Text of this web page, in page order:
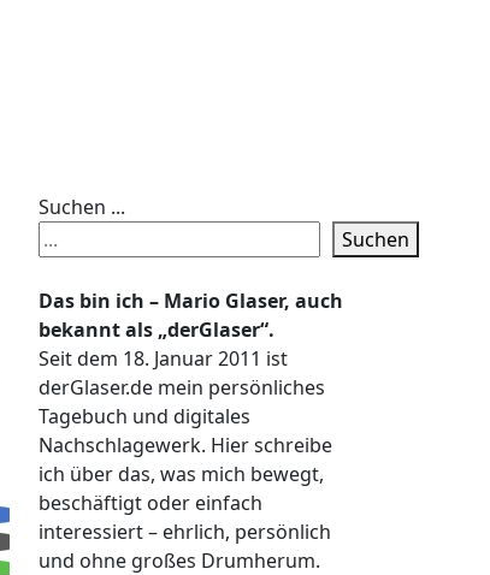
Suchen ...
Suchen
Das bin ich – Mario Glaser, auch
bekannt als „derGlaser“.
Seit dem 18. Januar 2011 ist
derGlaser.de mein persönliches
Tagebuch und digitales
Nachschlagewerk. Hier schreibe
ich über das, was mich bewegt,
beschäftigt oder einfach
interessiert – ehrlich, persönlich
und ohne großes Drumherum.